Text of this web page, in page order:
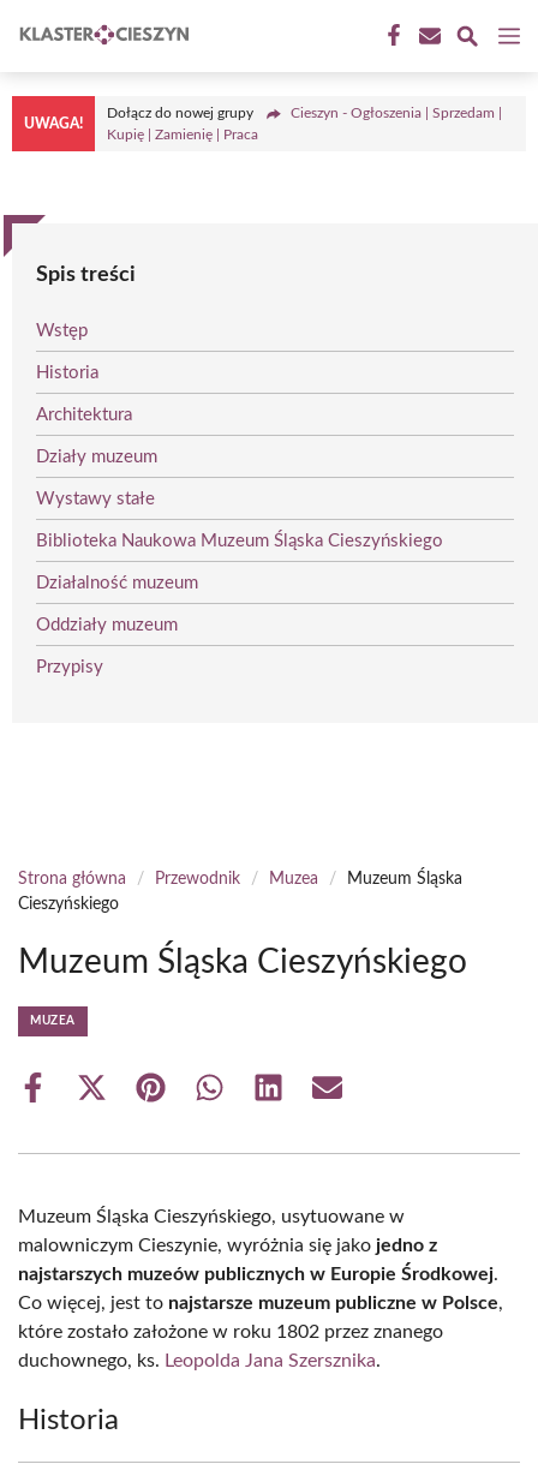
do
treści
UWAGA!
Dołącz do nowej grupy
Cieszyn - Ogłoszenia | Sprzedam |
Kupię | Zamienię | Praca
Spis treści
Wstęp
Historia
Architektura
Działy muzeum
Wystawy stałe
Biblioteka Naukowa Muzeum Śląska Cieszyńskiego
Działalność muzeum
Oddziały muzeum
Przypisy
Strona główna / Przewodnik / Muzea /
Muzeum Śląska
Cieszyńskiego
Muzeum Śląska Cieszyńskiego
MUZEA
Share
Share
(Twitter)
Share Share Share Share
Muzeum Śląska Cieszyńskiego, usytuowane w
malowniczym Cieszynie, wyróżnia się jako jedno z
najstarszych muzeów publicznych w Europie Środkowej.
Co więcej, jest to najstarsze muzeum publiczne w Polsce,
które zostało założone w roku 1802 przez znanego
duchownego, ks. Leopolda Jana Szersznika.
Historia